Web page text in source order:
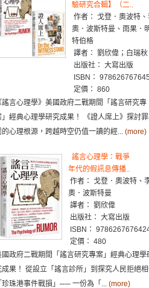
驗研究合輯】（二..
作者： 戈登．奧波特
奧．波斯特曼、雨果．
特伯格
譯者： 劉欣偉；白瑞秋
出版社： 大寫出版
ISBN：
定價： 860
謠言心理學》美國政府二戰期間「謠言研究專
」經典心理學研究成果！ 《證人席上》探討
的心理根源，跨越時空仍值一讀的經... (more)
謠言心理學：戰爭
年代的假訊息傳播..
作者： 戈登．奧波特、
奧．波斯特曼
譯者： 劉欣偉
出版社： 大寫出版
ISBN：
定價： 480
國政府二戰期間「謠言研究專案」經典心理學
成果！ 從設立「謠言診所」到探究人民拒絕
珍珠港事件戰損」── 一份為「... (more)